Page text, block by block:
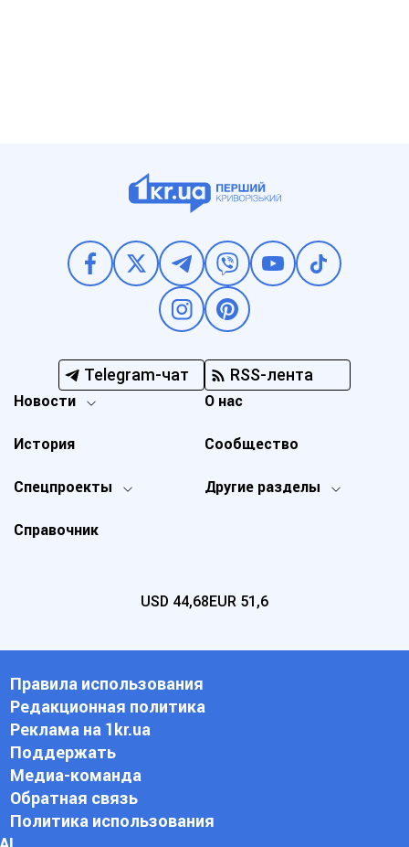
Telegram-чат RSS-лента
Новости
Спецпроекты Другие разделы
История
О нас
Справочник
Сообщество
USD 44,68EUR 51,6
Правила использования
Редакционная политика
Реклама на 1kr.ua
Поддержать
Медиа-команда
Обратная связь
Политика использования